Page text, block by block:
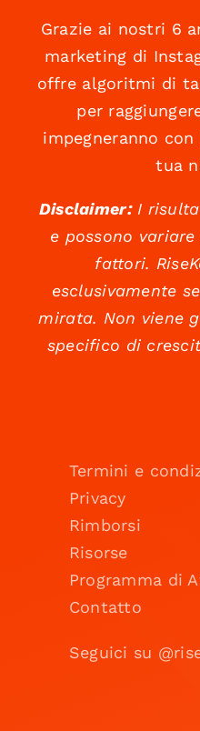
Grazie ai nostri 6
marketing di
offre algoritmi di
per
impegneranno
tua
Disclaimer:I
e possono
fattori.
esclusivamente
mirata. Non viene
specifico di
Termini e
Privacy
Rimborsi
Risorse
Programma di
Contatto
Seguici su